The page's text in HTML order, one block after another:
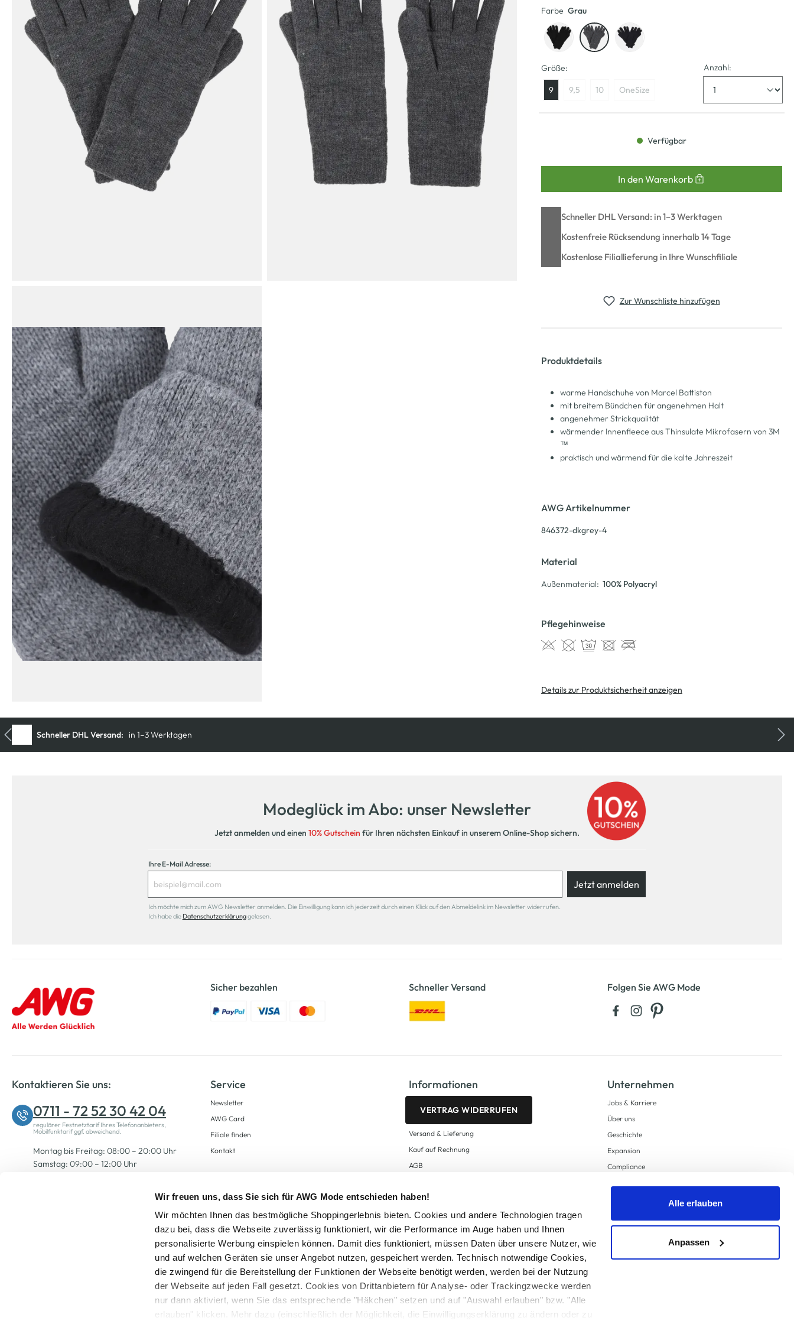
Wir freuen uns, dass Sie sich für AWG Mode entschieden haben!
Wir möchten Ihnen das bestmögliche Shoppingerlebnis bieten. Cookies und andere Technologien tragen
dazu bei, dass die Webseite zuverlässig funktioniert, wir die Performance im Auge haben und Ihnen
personalisierte Werbung einspielen können. Damit dies funktioniert, müssen Daten über unsere Nutzer, wie
und auf welchen Geräten sie unser Angebot nutzen, gespeichert werden. Technisch notwendige Cookies,
die zwingend für die Bereitstellung der Funktionen der Webseite benötigt werden, werden bei der Nutzung
der Webseite auf jeden Fall gesetzt. Cookies von Drittanbietern für Analyse- oder Trackingzwecke werden
nur dann aktiviert, wenn Sie das entsprechende "Häkchen" setzen und auf "Auswahl erlauben" bzw. "Alle
erlauben" klicken. Mehr dazu (einschließlich der Möglichkeit, die Einwilligungserklärung zu ändern oder zu
Alle erlauben
Anpassen
Farbe Grau
Größe:
9 9,5 10 OneSize
Anzahl:
Verfügbar
In den Warenkorb
Schneller DHL Versand: in 1–3 Werktagen
Kostenfreie Rücksendung innerhalb 14 Tage
Kostenlose Filiallieferung in Ihre Wunschfiliale
Zur Wunschliste hinzufügen
Produktdetails
warme Handschuhe von Marcel Battiston
mit breitem Bündchen für angenehmen Halt
angenehmer Strickqualität
wärmender Innenfleece aus Thinsulate Mikrofasern von 3M
™
praktisch und wärmend für die kalte Jahreszeit
AWG Artikelnummer
846372-dkgrey-4
Material
Außenmaterial: 100% Polyacryl
Pflegehinweise
Details zur Produktsicherheit anzeigen
Modeglück im Abo: unser Newsletter
Jetzt anmelden und einen 10% Gutschein für Ihren nächsten Einkauf in unserem Online-Shop sichern.
Ihre E-Mail Adresse:
Jetzt anmelden
Ich möchte mich zum AWG Newsletter anmelden. Die Einwilligung kann ich jederzeit durch einen Klick auf den Abmeldelink im Newsletter widerrufen.
Ich habe die Datenschutzerklärunggelesen.
Sicher bezahlen Schneller Versand Folgen Sie AWG Mode
Kontaktieren Sie uns:
0711 - 72 52 30 42 04
regulärer Festnetztarif Ihres Telefonanbieters,
Mobilfunktarif ggf. abweichend.
Montag bis Freitag: 08:00 – 20:00 Uhr
Samstag: 09:00 – 12:00 Uhr
Service
Newsletter
AWG Card
Filiale finden
Kontakt
Informationen
VERTRAG WIDERRUFEN
Versand & Lieferung
Kauf auf Rechnung
AGB
Zahlungsarten
Datenschutz
AWG CARD Teilnahmebedingungen
Unternehmen
Jobs & Karriere
Über uns
Geschichte
Expansion
Compliance
Supply Chain Due Diligence
Alle Preise inkl. gesetzl. Mehrwertsteuer zzgl.